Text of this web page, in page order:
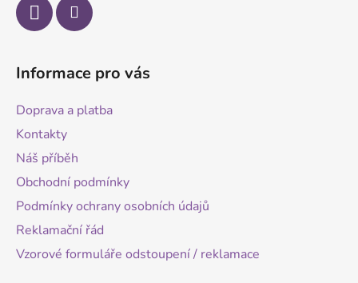
Informace pro vás
Doprava a platba
Kontakty
Náš příběh
Obchodní podmínky
Podmínky ochrany osobních údajů
Reklamační řád
Vzorové formuláře odstoupení / reklamace